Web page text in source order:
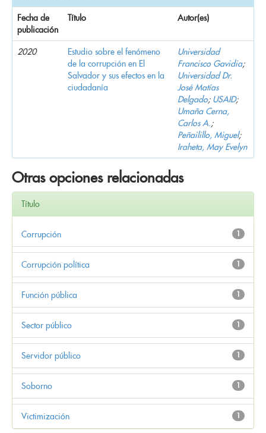
Fecha de
publicación
Título Autor(es)
2020
Estudio sobre el fenómeno
de la corrupción en El
Salvador y sus efectos en la
ciudadanía
Universidad
Francisco Gavidia;
Universidad Dr.
José Matías
Delgado; USAID;
Umaña Cerna,
Carlos A.;
Peñailillo, Miguel;
Iraheta, May Evelyn
Otras opciones relacionadas
Título
1
Corrupción
1
Corrupción política
1
Función pública
1
Sector público
1
Servidor público
1
Soborno
1
Victimización